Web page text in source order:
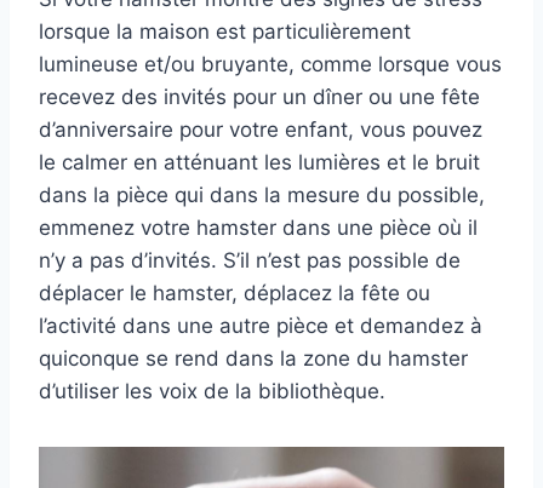
lorsque la maison est particulièrement
lumineuse et/ou bruyante, comme lorsque vous
recevez des invités pour un dîner ou une fête
d’anniversaire pour votre enfant, vous pouvez
le calmer en atténuant les lumières et le bruit
dans la pièce qui dans la mesure du possible,
emmenez votre hamster dans une pièce où il
n’y a pas d’invités. S’il n’est pas possible de
déplacer le hamster, déplacez la fête ou
l’activité dans une autre pièce et demandez à
quiconque se rend dans la zone du hamster
d’utiliser les voix de la bibliothèque.